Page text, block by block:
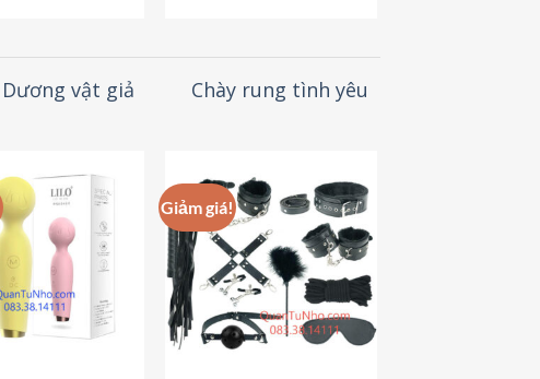
Dương vật giả Chày rung tình yêu
Giảm giá!